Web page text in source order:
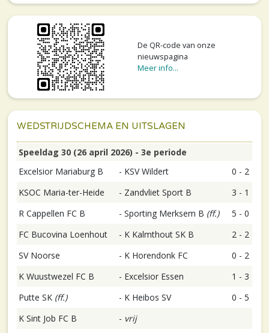
De QR-code van onze
nieuwspagina
Meer info...
WEDSTRIJDSCHEMA EN UITSLAGEN
Speeldag 30 (26 april 2026) - 3e periode
Excelsior Mariaburg B
- KSV Wildert
0 - 2
KSOC Maria-ter-Heide
- Zandvliet Sport B
3 - 1
R Cappellen FC B
- Sporting Merksem B (ff.)
5 - 0
FC Bucovina Loenhout
- K Kalmthout SK B
2 - 2
SV Noorse
- K Horendonk FC
0 - 2
K Wuustwezel FC B
- Excelsior Essen
1 - 3
Putte SK (ff.) - K Heibos SV
0 - 5
K Sint Job FC B
- vrij